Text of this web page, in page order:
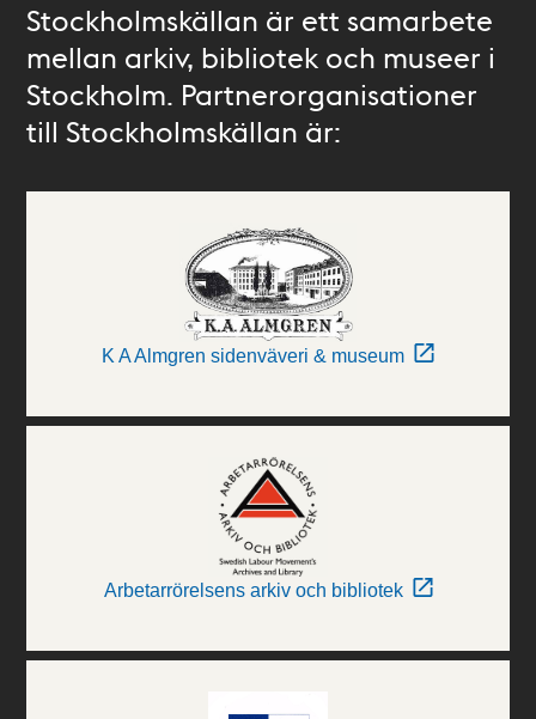
Stockholmskällan är ett samarbete
mellan arkiv, bibliotek och museer i
Stockholm. Partnerorganisationer
till Stockholmskällan är:
K A Almgren sidenväveri & museum
Arbetarrörelsens arkiv och bibliotek